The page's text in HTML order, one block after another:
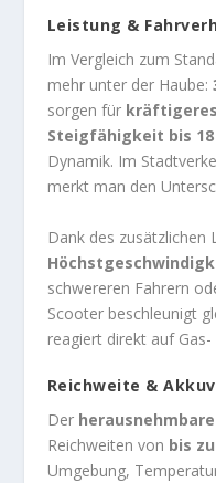
Leistung &
Im Vergleich zum
mehr unter der Haube:
sorgen für
Steigfähigkeit bis 18
Dynamik. Im
merkt man den
Dank des zusätzlichen
schwereren Fahrern
Scooter beschleunigt
reagiert direkt auf
Reichweite &
Der herausnehmbare
Reichweiten von bis
Umgebung,